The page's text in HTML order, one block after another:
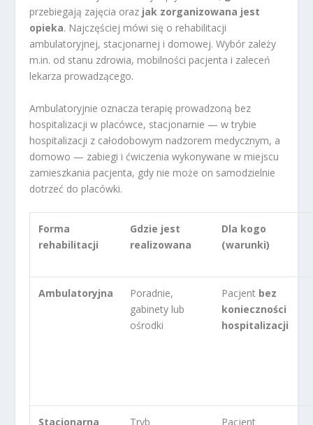
przebiegają zajęcia oraz jak zorganizowana jest
opieka. Najczęściej mówi się o rehabilitacji
ambulatoryjnej, stacjonarnej i domowej. Wybór zależy
m.in. od stanu zdrowia, mobilności pacjenta i zaleceń
lekarza prowadzącego.
Ambulatoryjnie oznacza terapię prowadzoną bez
hospitalizacji w placówce, stacjonarnie — w trybie
hospitalizacji z całodobowym nadzorem medycznym, a
domowo — zabiegi i ćwiczenia wykonywane w miejscu
zamieszkania pacjenta, gdy nie może on samodzielnie
dotrzeć do placówki.
Forma
rehabilitacji
Gdzie jest
realizowana
Dla kogo
(warunki)
Ambulatoryjna
Poradnie,
gabinety lub
ośrodki
Pacjent bez
konieczności
hospitalizacji
Stacjonarna Tryb Pacjent